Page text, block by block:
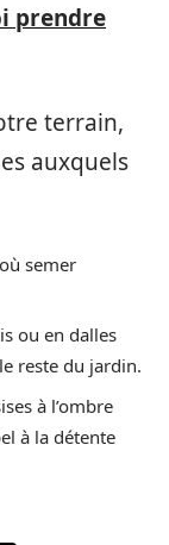
prendre
terrain,
auxquels
semer
ou en dalles
reste du jardin.
à l’ombre
à la détente